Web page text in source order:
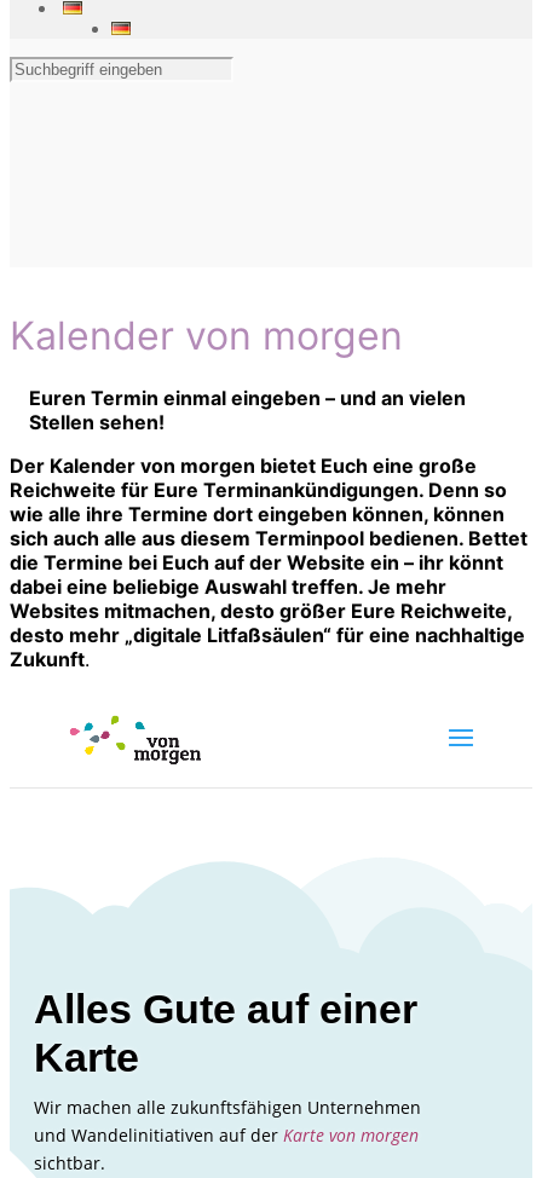
Kalender von morgen
Euren Termin einmal eingeben – und an vielen
Stellen sehen!
Der Kalender von morgen bietet Euch eine große
Reichweite für Eure Terminankündigungen. Denn so
wie alle ihre Termine dort eingeben können, können
sich auch alle aus diesem Terminpool bedienen. Bettet
die Termine bei Euch auf der Website ein – ihr könnt
dabei eine beliebige Auswahl treffen. Je mehr
Websites mitmachen, desto größer Eure Reichweite,
desto mehr „digitale Litfaßsäulen“ für eine nachhaltige
Zukunft.